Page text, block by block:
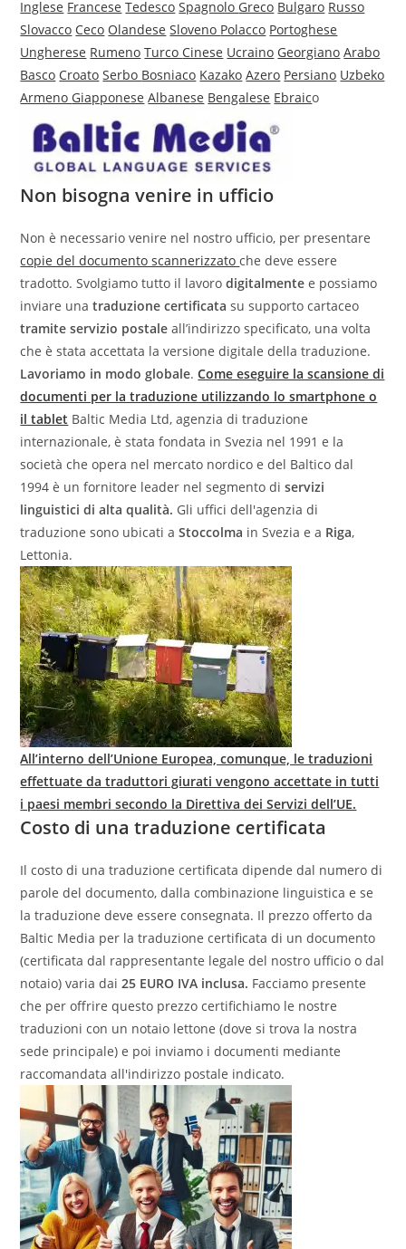
Inglese Francese Tedesco Spagnolo Greco Bulgaro Russo
Slovacco Ceco Olandese Sloveno Polacco Portoghese
Ungherese Rumeno Turco Cinese Ucraino Georgiano Arabo
Basco Croato Serbo Bosniaco Kazako Azero Persiano Uzbeko
Armeno Giapponese Albanese Bengalese Ebraico
Non bisogna venire in ufficio
Non è necessario venire nel nostro ufficio, per presentare
copie del documento scannerizzatoche deve essere
tradotto. Svolgiamo tutto il lavorodigitalmentee possiamo
inviare unatraduzione certificata su supporto cartaceo
tramite servizio postaleall’indirizzo specificato, una volta
che è stata accettata la versione digitale della traduzione.
Lavoriamo in modo globale.Come eseguire la scansione di
documenti per la traduzione utilizzando lo smartphone o
il tablet Baltic Media Ltd, agenzia di traduzione
internazionale, è stata fondata in Svezia nel 1991 e la
società che opera nel mercato nordico e del Baltico dal
1994 è un fornitore leader nel segmento di servizi
linguistici di alta qualità. Gli uffici dell'agenzia di
traduzione sono ubicati a Stoccolma in Svezia e a Riga,
Lettonia.
All’interno dell’Unione Europea, comunque, le traduzioni
effettuate da traduttori giurati vengono accettate in tutti
i paesi membri secondo la Direttiva dei Servizi dell’UE.
Costo di una traduzione certificata
Il costo di una traduzione certificata dipende dal numero di
parole del documento, dalla combinazione linguistica e se
la traduzione deve essere consegnata. Il prezzo offerto da
Baltic Media per la traduzione certificata di un documento
(certificata dal rappresentante legale del nostro ufficio o dal
notaio) varia dai25 EURO IVA inclusa. Facciamo presente
che per offrire questo prezzo certifichiamo le nostre
traduzioni con un notaio lettone (dove si trova la nostra
sede principale) e poi inviamo i documenti mediante
raccomandata all'indirizzo postale indicato.